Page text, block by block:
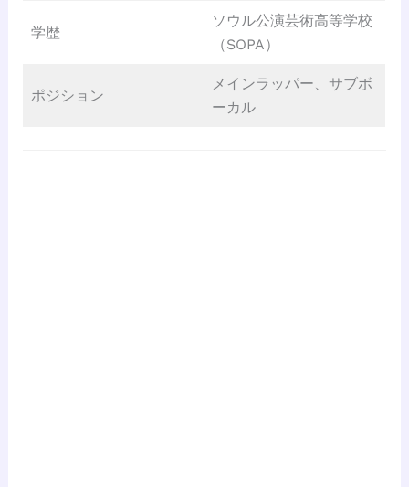
学歴
ソウル公演芸術高等学校
（SOPA）
ポジション
メインラッパー、サブボ
ーカル